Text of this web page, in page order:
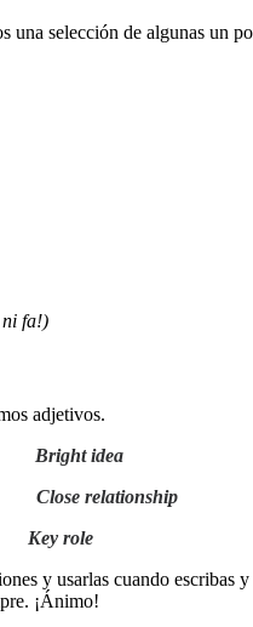
una selección de algunas un
ni fa!)
adjetivos.
idea
Key role
y usarlas cuando
¡Ánimo!